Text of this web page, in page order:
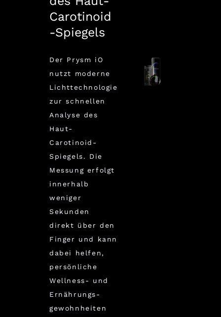
Carotinoid
-Spiegels
Der Prysm iO
nutzt moderne
Lichttechnologie
zur schnellen
Analyse des
Haut-
Carotinoid-
Spiegels. Die
Messung erfolgt
innerhalb
weniger
Sekunden
direkt über den
Finger und kann
dabei helfen,
persönliche
Wellness- und
Ernährungs-
gewohnheiten